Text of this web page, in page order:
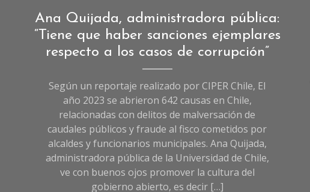
Entrevistas,
Entrevistas
Ana Quijada, administradora pública:
“Tiene que haber sanciones ejemplares
respecto a los casos de corrupción”
Según un reportaje realizado por CIPER Chile, El
año 2023 se abrieron 642 causas en Chile,
relacionadas con delitos de malversación de
caudales públicos y fraude al fisco cometidos por
alcaldes y funcionarios municipales. Ana Quijada,
administradora pública de la Universidad de Chile,
ve con buenos ojos promover la cultura del
gobierno abierto, es decir […]